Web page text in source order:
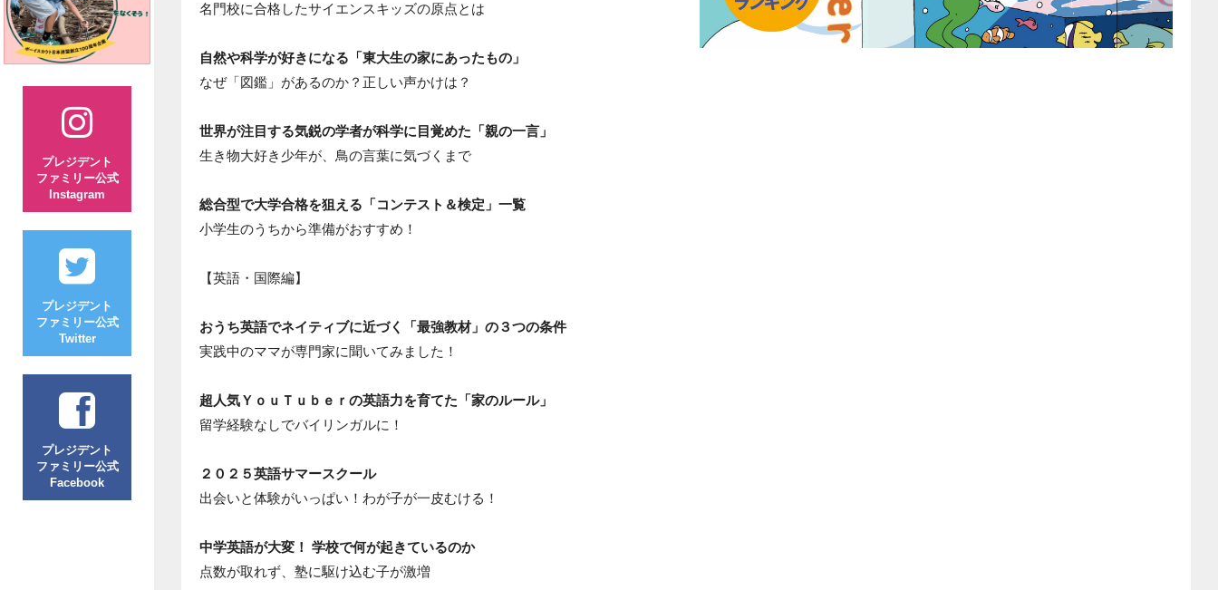
プレジデント
ファミリー公式
Instagram
プレジデント
ファミリー公式
Twitter
プレジデント
ファミリー公式
Facebook
名門校に合格したサイエンスキッズの原点とは
自然や科学が好きになる「東大生の家にあったもの」
なぜ「図鑑」があるのか？正しい声かけは？
世界が注目する気鋭の学者が科学に目覚めた「親の一言」
生き物大好き少年が、鳥の言葉に気づくまで
総合型で大学合格を狙える「コンテスト＆検定」一覧
小学生のうちから準備がおすすめ！
【英語・国際編】
おうち英語でネイティブに近づく「最強教材」の３つの条件
実践中のママが専門家に聞いてみました！
超人気ＹｏｕＴｕｂｅｒの英語力を育てた「家のルール」
留学経験なしでバイリンガルに！
２０２５英語サマースクール
出会いと体験がいっぱい！わが子が一皮むける！
中学英語が大変！ 学校で何が起きているのか
点数が取れず、塾に駆け込む子が激増